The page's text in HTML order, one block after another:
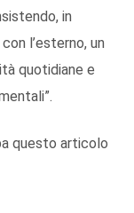
in
l’esterno, un
quotidiane e
questo articolo